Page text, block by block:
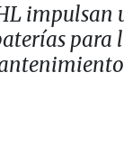
impulsan
para